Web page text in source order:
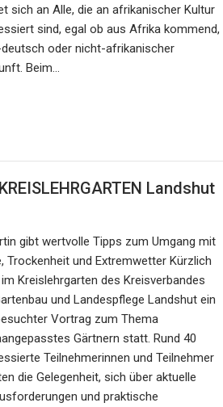
sich an Alle, die an afrikanischer Kultur
sind, egal ob aus Afrika kommend,
oder nicht-afrikanischer
Beim…
Landshut
gibt wertvolle Tipps zum Umgang mit
Trockenheit und Extremwetter Kürzlich
Kreislehrgarten des Kreisverbandes
und Landespflege Landshut ein
Vortrag zum Thema
Gärtnern statt. Rund 40
Teilnehmerinnen und Teilnehmer
die Gelegenheit, sich über aktuelle
und praktische